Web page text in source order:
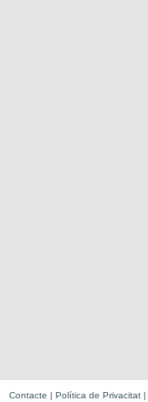
Contacte | Política de Privacitat |